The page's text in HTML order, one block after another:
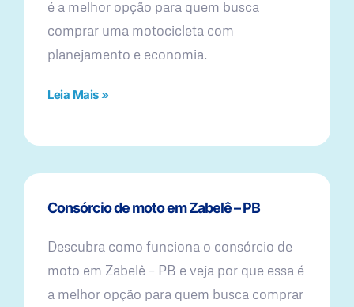
é a melhor opção para quem busca
comprar uma motocicleta com
planejamento e economia.
Leia Mais »
Consórcio de moto em Zabelê – PB
Descubra como funciona o consórcio de
moto em Zabelê – PB e veja por que essa é
a melhor opção para quem busca comprar